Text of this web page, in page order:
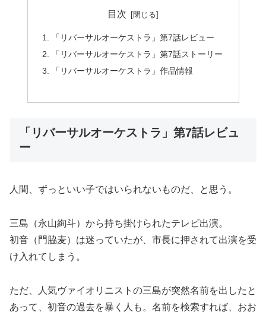
目次
「リバーサルオーケストラ」第7話レビュー
「リバーサルオーケストラ」第7話ストーリー
「リバーサルオーケストラ」作品情報
「リバーサルオーケストラ」第7話レビュ
ー
人間、ずっといい子ではいられないものだ、と思う。
三島（永山絢斗）から持ち掛けられたテレビ出演。
初音（門脇麦）は迷っていたが、市長に押されて出演を受
け入れてしまう。
ただ、人気ヴァイオリニストの三島が突然名前を出したと
あって、初音の過去を暴く人も。名前を検索すれば、おお